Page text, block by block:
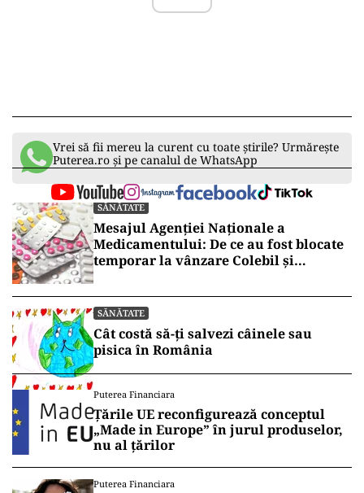
Vrei să fii mereu la curent cu toate știrile? Urmărește
Puterea.ro și pe canalul de WhatsApp
SĂNĂTATE
Mesajul Agenției Naționale a
Medicamentului: De ce au fost blocate
temporar la vânzare Colebil și
SĂNĂTATE
Cât costă să-ți salvezi câinele sau
pisica în România
Puterea Financiara
Țările UE reconfigurează conceptul
„Made in Europe” în jurul produselor,
nu al țărilor
Puterea Financiara